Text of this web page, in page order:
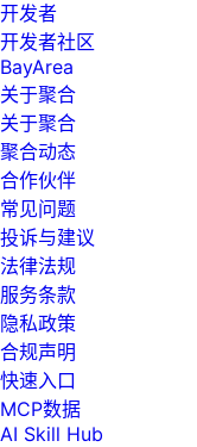
开发者
开发者社区
BayArea
关于聚合
关于聚合
聚合动态
合作伙伴
常见问题
投诉与建议
法律法规
服务条款
隐私政策
合规声明
快速入口
MCP数据
AI Skill Hub